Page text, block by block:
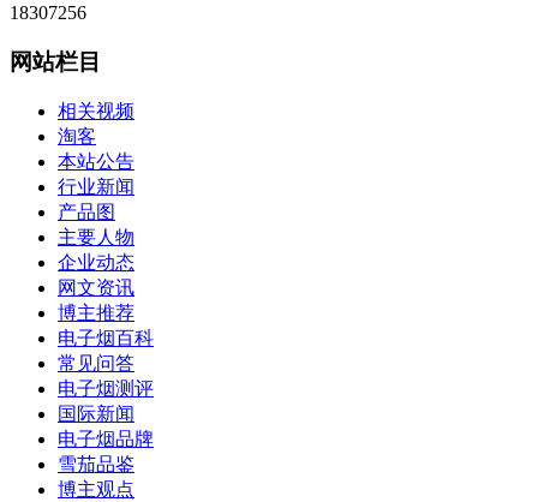
18307256
网站栏目
相关视频
淘客
本站公告
行业新闻
产品图
主要人物
企业动态
网文资讯
博主推荐
电子烟百科
常见问答
电子烟测评
国际新闻
电子烟品牌
雪茄品鉴
博主观点